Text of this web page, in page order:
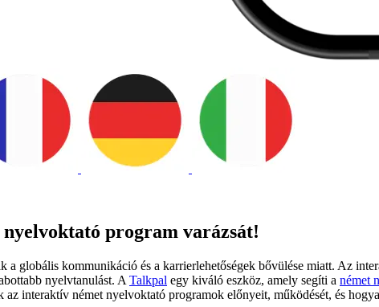
program varázsát!
a globális kommunikáció és a karrierlehetőségek bővülése miatt. Az
nyelvtanulást. A Talkpal egy kiváló eszköz, amely segíti a német
interaktív német nyelvoktató programok előnyeit, működését, és